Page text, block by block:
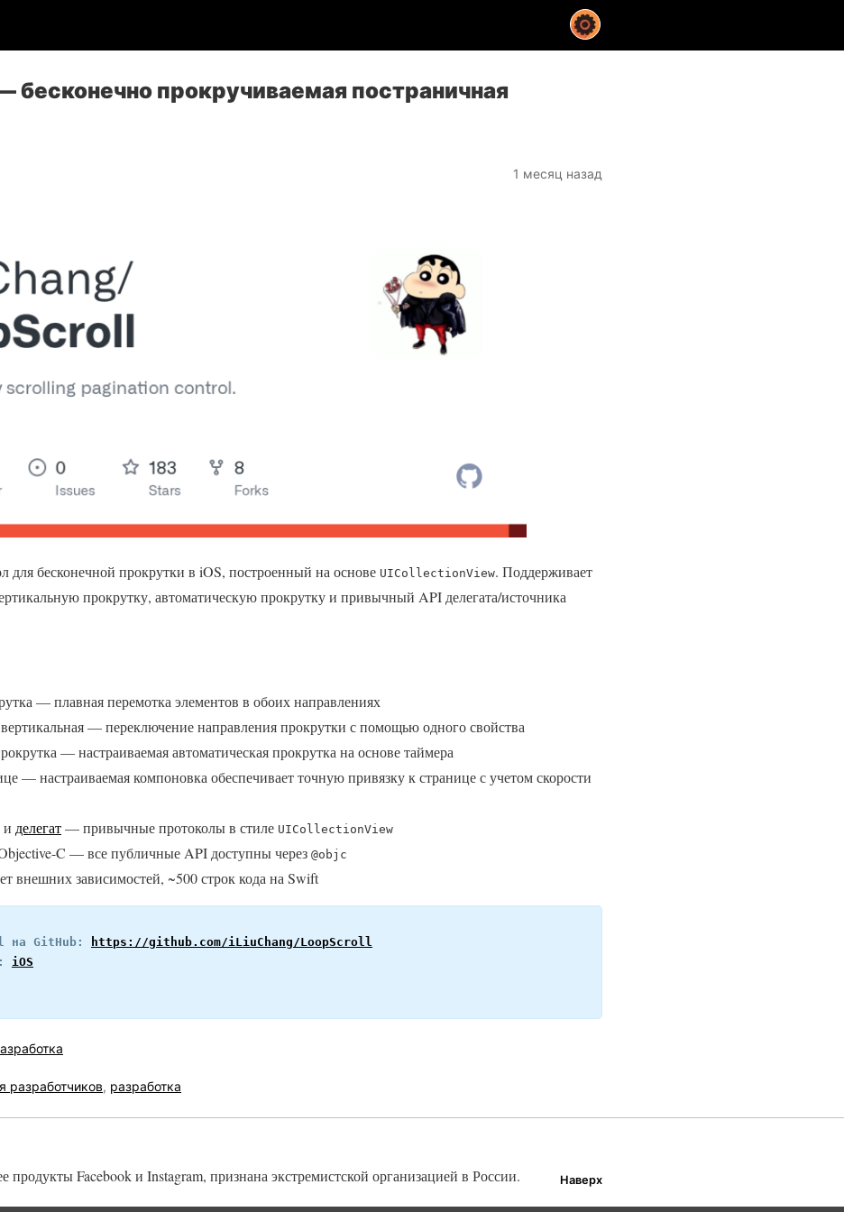
бесконечно прокручиваемая постраничная
1 месяц назад
для бесконечной прокрутки в iOS, построенный на основе UICollectionView. Поддерживает
прокрутку, автоматическую прокрутку и привычный API делегата/источника
— плавная перемотка элементов в обоих направлениях
— переключение направления прокрутки с помощью одного свойства
— настраиваемая автоматическая прокрутка на основе таймера
— настраиваемая компоновка обеспечивает точную привязку к странице с учетом скорости
и делегат— привычные протоколы в стиле UICollectionView
C — все публичные API доступны через @objc
внешних зависимостей, ~500 строк кода на Swift
на GitHub:
https://github.com/iLiuChang/LoopScroll
iOS
разработчиков, разработка
Наверх
продукты Facebook и Instagram, признана экстремистской организацией в России.